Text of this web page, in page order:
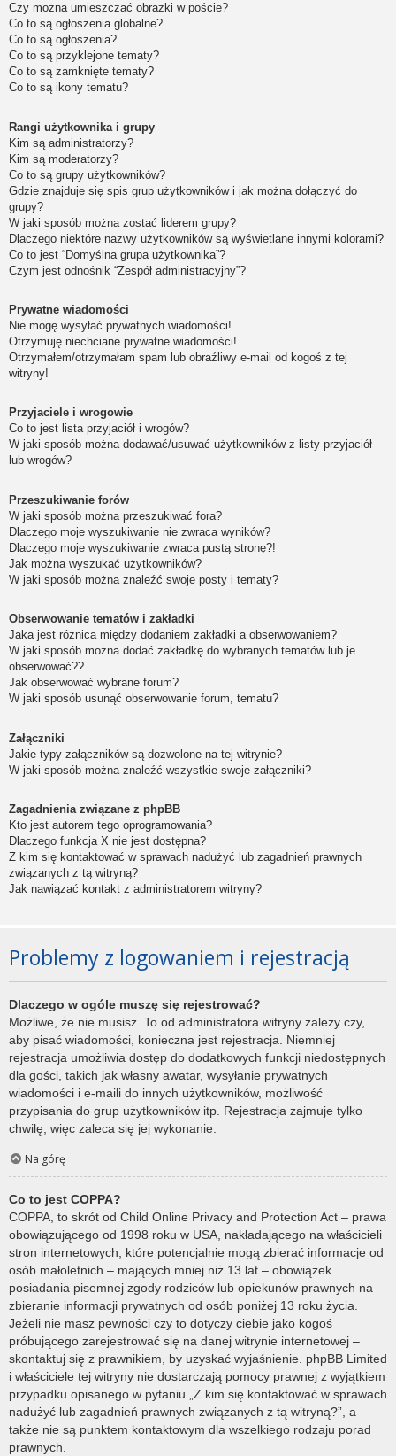
Czy można umieszczać obrazki w poście?
Co to są ogłoszenia globalne?
Co to są ogłoszenia?
Co to są przyklejone tematy?
Co to są zamknięte tematy?
Co to są ikony tematu?
Rangi użytkownika i grupy
Kim są administratorzy?
Kim są moderatorzy?
Co to są grupy użytkowników?
Gdzie znajduje się spis grup użytkowników i jak można dołączyć do
grupy?
W jaki sposób można zostać liderem grupy?
Dlaczego niektóre nazwy użytkowników są wyświetlane innymi kolorami?
Co to jest “Domyślna grupa użytkownika”?
Czym jest odnośnik “Zespół administracyjny”?
Prywatne wiadomości
Nie mogę wysyłać prywatnych wiadomości!
Otrzymuję niechciane prywatne wiadomości!
Otrzymałem/otrzymałam spam lub obraźliwy e-mail od kogoś z tej
witryny!
Przyjaciele i wrogowie
Co to jest lista przyjaciół i wrogów?
W jaki sposób można dodawać/usuwać użytkowników z listy przyjaciół
lub wrogów?
Przeszukiwanie forów
W jaki sposób można przeszukiwać fora?
Dlaczego moje wyszukiwanie nie zwraca wyników?
Dlaczego moje wyszukiwanie zwraca pustą stronę?!
Jak można wyszukać użytkowników?
W jaki sposób można znaleźć swoje posty i tematy?
Obserwowanie tematów i zakładki
Jaka jest różnica między dodaniem zakładki a obserwowaniem?
W jaki sposób można dodać zakładkę do wybranych tematów lub je
obserwować??
Jak obserwować wybrane forum?
W jaki sposób usunąć obserwowanie forum, tematu?
Załączniki
Jakie typy załączników są dozwolone na tej witrynie?
W jaki sposób można znaleźć wszystkie swoje załączniki?
Zagadnienia związane z phpBB
Kto jest autorem tego oprogramowania?
Dlaczego funkcja X nie jest dostępna?
Z kim się kontaktować w sprawach nadużyć lub zagadnień prawnych
związanych z tą witryną?
Jak nawiązać kontakt z administratorem witryny?
Problemy z logowaniem i rejestracją
Dlaczego w ogóle muszę się rejestrować?
Możliwe, że nie musisz. To od administratora witryny zależy czy,
aby pisać wiadomości, konieczna jest rejestracja. Niemniej
rejestracja umożliwia dostęp do dodatkowych funkcji niedostępnych
dla gości, takich jak własny awatar, wysyłanie prywatnych
wiadomości i e-maili do innych użytkowników, możliwość
przypisania do grup użytkowników itp. Rejestracja zajmuje tylko
chwilę, więc zaleca się jej wykonanie.
Na górę
Co to jest COPPA?
COPPA, to skrót od Child Online Privacy and Protection Act – prawa
obowiązującego od 1998 roku w USA, nakładającego na właścicieli
stron internetowych, które potencjalnie mogą zbierać informacje od
osób małoletnich – mających mniej niż 13 lat – obowiązek
posiadania pisemnej zgody rodziców lub opiekunów prawnych na
zbieranie informacji prywatnych od osób poniżej 13 roku życia.
Jeżeli nie masz pewności czy to dotyczy ciebie jako kogoś
próbującego zarejestrować się na danej witrynie internetowej –
skontaktuj się z prawnikiem, by uzyskać wyjaśnienie. phpBB Limited
i właściciele tej witryny nie dostarczają pomocy prawnej z wyjątkiem
przypadku opisanego w pytaniu „Z kim się kontaktować w sprawach
nadużyć lub zagadnień prawnych związanych z tą witryną?”, a
także nie są punktem kontaktowym dla wszelkiego rodzaju porad
prawnych.